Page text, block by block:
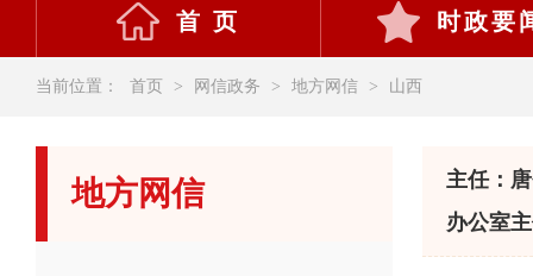
首 页 时政要
当前位置： 首页 > 网信政务 > 地方网信 > 山西
地方网信
主任：
办公室